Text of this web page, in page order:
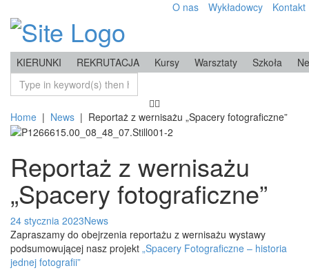
O nas Wykładowcy Kontakt
KIERUNKI REKRUTACJA Kursy Warsztaty Szkoła
Home | News | Reportaż z wernisażu „Spacery fotograficzne”
Reportaż z wernisażu
„Spacery fotograficzne”
24 stycznia 2023News
Zapraszamy do obejrzenia reportażu z wernisażu wystawy
podsumowującej nasz projekt „Spacery Fotograficzne – historia
jednej fotografii”